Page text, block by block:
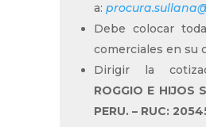
a:
Debe colocar
comerciales en su
Dirigir la
ROGGIO E HIJOS
PERU. – RUC: